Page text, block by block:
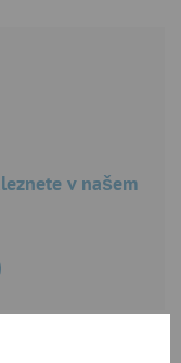
v našem